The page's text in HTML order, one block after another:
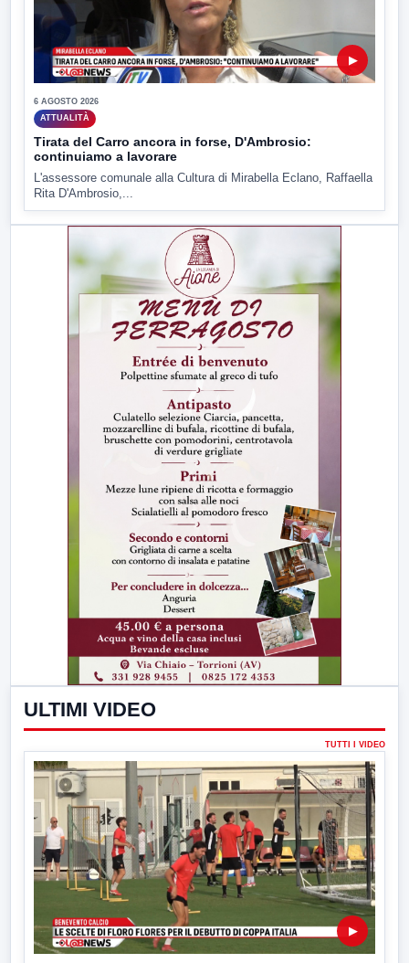
▶
6 AGOSTO 2026
ATTUALITÀ
Tirata del Carro ancora in forse, D'Ambrosio:
continuiamo a lavorare
L'assessore comunale alla Cultura di Mirabella Eclano, Raffaella
Rita D'Ambrosio,...
ULTIMI VIDEO
TUTTI I VIDEO
▶